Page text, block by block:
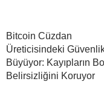
Bitcoin Cüzdan
Üreticisindeki
Büyüyor: Kayıpların
Belirsizliğini Koruyor